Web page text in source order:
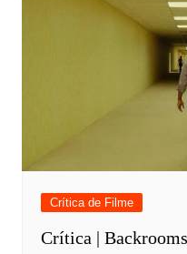
Crítica de Filme
Crítica |